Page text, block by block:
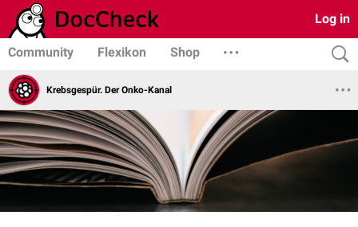
Log in
Community Flexikon Shop
Krebsgespür. Der Onko-Kanal